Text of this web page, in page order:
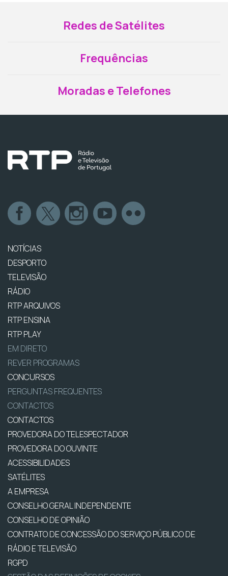
Redes de Satélites
Frequências
Moradas e Telefones
NOTÍCIAS
DESPORTO
TELEVISÃO
RÁDIO
RTP ARQUIVOS
RTP ENSINA
RTP PLAY
EM DIRETO
REVER PROGRAMAS
CONCURSOS
PERGUNTAS FREQUENTES
CONTACTOS
CONTACTOS
PROVEDORA DO TELESPECTADOR
PROVEDORA DO OUVINTE
ACESSIBILIDADES
SATÉLITES
A EMPRESA
CONSELHO GERAL INDEPENDENTE
CONSELHO DE OPINIÃO
CONTRATO DE CONCESSÃO DO SERVIÇO PÚBLICO DE
RÁDIO E TELEVISÃO
RGPD